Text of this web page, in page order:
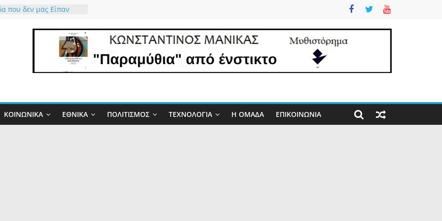
που δεν μας Είπαν
τον Θεό που μας
το δώρο έστω για 34
ΚΟΙΝΩΝΙΚΆ ΕΘΝΙΚΆ ΠΟΛΙΤΙΣΜΌΣ ΤΕΧΝΟΛΟΓΊΑ Η ΟΜΑΔΑ ΕΠΙΚΟΙΝΩΝΊΑ